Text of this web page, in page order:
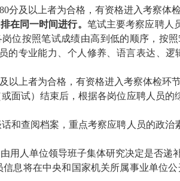
分及以上者为合格，有资格进入考察体
在同一时间进行。 笔试主要考察应聘人
位按照笔试成绩由高到低的顺序，按
专业能力、个人修养、语言表达、
以上者为合格，有资格进入考察体检环
面试）结束后，根据各岗位应聘人员
和查阅档案，重点考察应聘人员的政治
人单位领导班子集体研究决定是否递
息将在中央和国家机关所属事业单位